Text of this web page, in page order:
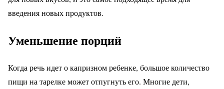
введения новых продуктов.
Уменьшение порций
Когда речь идет о капризном ребенке, большое количество
пищи на тарелке может отпугнуть его. Многие дети,